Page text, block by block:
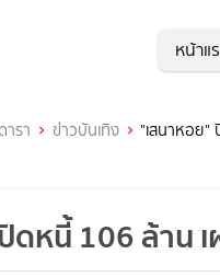
หน้าแ
ารา ข่าวบันเทิง "เสนาหอย"
ดหนี้ 106 ล้าน